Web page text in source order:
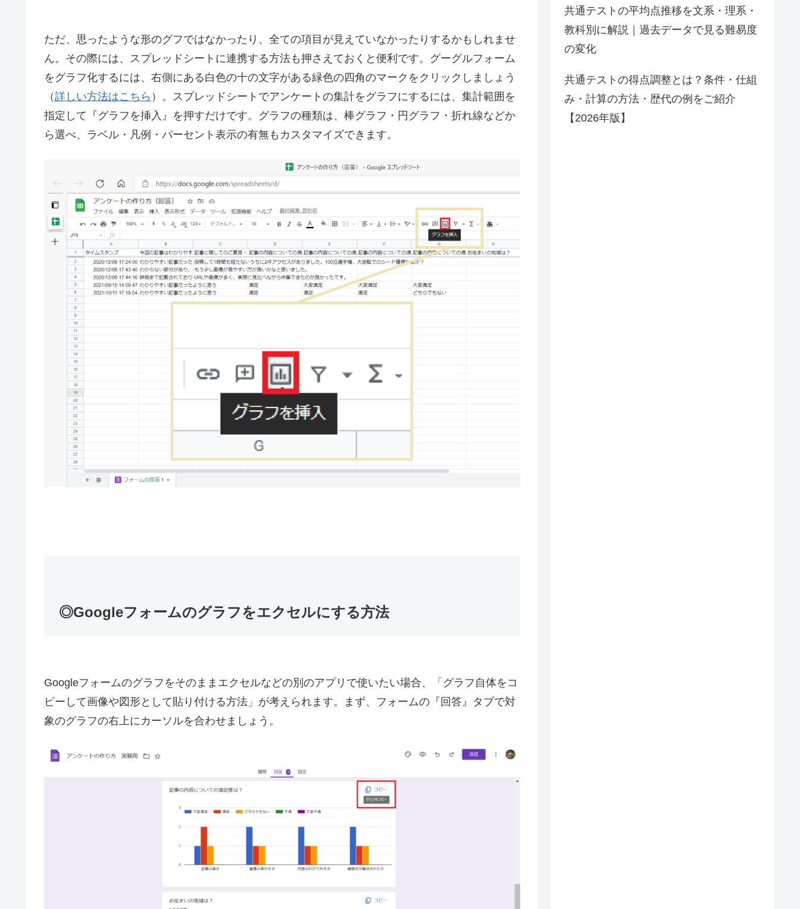
ただ、思ったような形のグフではなかったり、全ての項目が見えていなかったりするかもしれませ
ん。その際には、スプレッドシートに連携する方法も押さえておくと便利です。グーグルフォーム
をグラフ化するには、右側にある白色の十の文字がある緑色の四角のマークをクリックしましょう
（詳しい方法はこちら ）。スプレッドシートでアンケートの集計をグラフにするには、集計範囲を
指定して『グラフを挿入』を押すだけです。グラフの種類は、棒グラフ・円グラフ・折れ線などか
ら選べ、ラベル・凡例・パーセント表示の有無もカスタマイズできます。
◎Googleフォームのグラフをエクセルにする方法
Googleフォームのグラフをそのままエクセルなどの別のアプリで使いたい場合、「グラフ自体をコ
ピーして画像や図形として貼り付ける方法」が考えられます。まず、フォームの『回答』タブで対
象のグラフの右上にカーソルを合わせましょう。
共通テストの平均点推移を文系・理系・
教科別に解説｜過去データで見る難易度
の変化
共通テストの得点調整とは？条件・仕組
み・計算の方法・歴代の例をご紹介
【2026年版】